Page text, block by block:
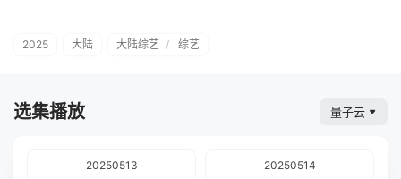
2025 大陆 大陆综艺 / 综艺
选集播放 量子云
20250513 20250514